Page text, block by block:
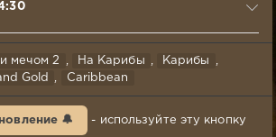
мечом 2 , На Карибы , Карибы
,
Gold
, Caribbean
🔔 - используйте эту кнопку